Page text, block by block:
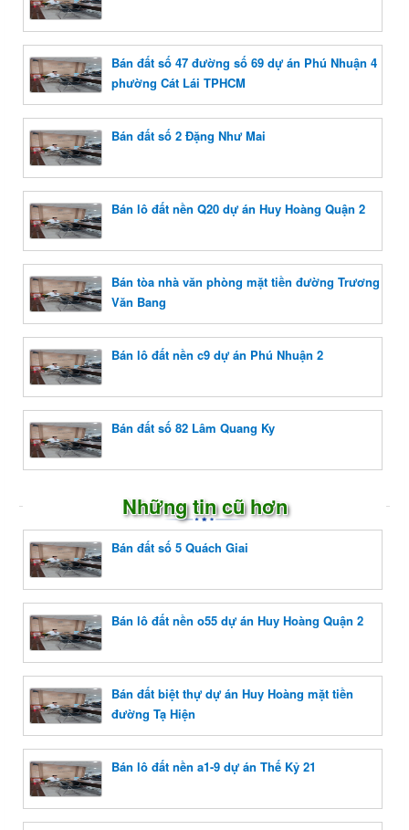
Bán đất số 47 đường số 69 dự án Phú Nhuận 4
phường Cát Lái TPHCM
Bán đất số 2 Đặng Như Mai
Bán lô đất nền Q20 dự án Huy Hoàng Quận 2
Bán tòa nhà văn phòng mặt tiền đường Trương
Văn Bang
Bán lô đất nền c9 dự án Phú Nhuận 2
Bán đất số 82 Lâm Quang Ky
Những tin cũ hơn
Bán đất số 5 Quách Giai
Bán lô đất nền o55 dự án Huy Hoàng Quận 2
Bán đất biệt thự dự án Huy Hoàng mặt tiền
đường Tạ Hiện
Bán lô đất nền a1-9 dự án Thế Kỷ 21